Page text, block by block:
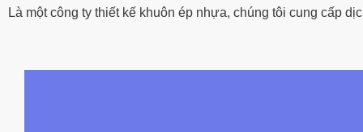
Là một công ty thiết kế khuôn ép nhựa, chúng tôi cung cấp